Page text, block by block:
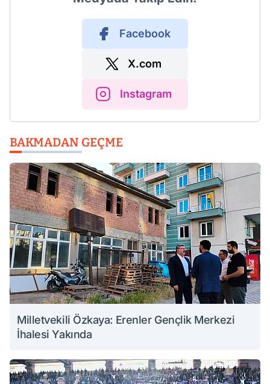
Facebook
X.com
Instagram
BAKMADAN GEÇME
Milletvekili Özkaya: Erenler Gençlik Merkezi
İhalesi Yakında